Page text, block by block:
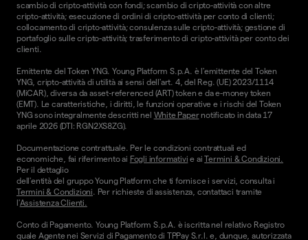
scambio di cripto-attività con fondi; scambio di cripto-attività con altre
cripto-attività; esecuzione di ordini di cripto-attività per conto di clienti;
collocamento di cripto-attività; consulenza sulle cripto-attività; gestione di
portafoglio sulle cripto-attività; trasferimento di cripto-attività per conto dei
clienti.
Emittente del Token YNG. Young Platform S.p.A. è l'emittente del Token
YNG, cripto-attività di utilità ai sensi dell'art. 4, del Reg. (UE) 2023/1114
(MiCAR), diversa da asset-referenced (ART) token e da e-money token
(EMT). Le caratteristiche, i diritti, le funzioni operative e i rischi del Token
YNG sono integralmente descritti nel White Papernotificato in data 17
aprile 2026 (DTI: RGN2XS8ZG).
Documentazione contrattuale. Per le condizioni contrattuali ed
economiche, fai riferimento ai Fogli informativi e aiTermini & Condizioni.
Per il dettaglio
dell'entità del gruppo Young Platform che ti fornisce i servizi, consulta i
Termini & Condizioni. Per richieste di assistenza, contattaci tramite
l'Assistenza Clienti.
Conto di Pagamento. Young Platform S.p.A. è iscritta nel relativo Registro
quale Agente nei Servizi di Pagamento di TPPay S.r.l. e, dunque, autorizzata